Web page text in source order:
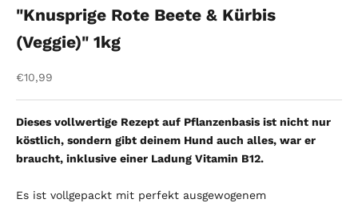
"Knusprige Rote Beete & Kürbis
(Veggie)" 1kg
Angebot
€10,99
Dieses vollwertige Rezept auf Pflanzenbasis ist nicht nur
köstlich, sondern gibt deinem Hund auch alles, war er
braucht, inklusive einer Ladung Vitamin B12.
Es ist vollgepackt mit perfekt ausgewogenem